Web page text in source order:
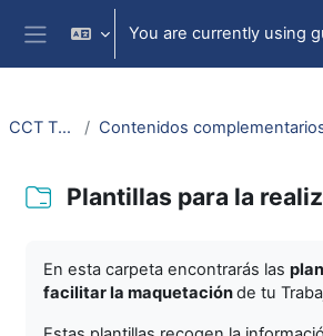
Skip to main content
Side panel
You are currently using
CCT TFG Bellas Artes
Plantillas para la
En esta carpeta encontrarás las
facilitar la maquetaciónde tu